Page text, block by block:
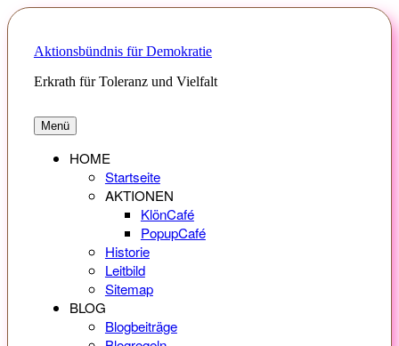
Zum
Inhalt
springenAktionsbündnis für Demokratie
Erkrath für Toleranz und Vielfalt
Menü
HOME
Startseite
AKTIONEN
KlönCafé
PopupCafé
Historie
Leitbild
Sitemap
BLOG
Blogbeiträge